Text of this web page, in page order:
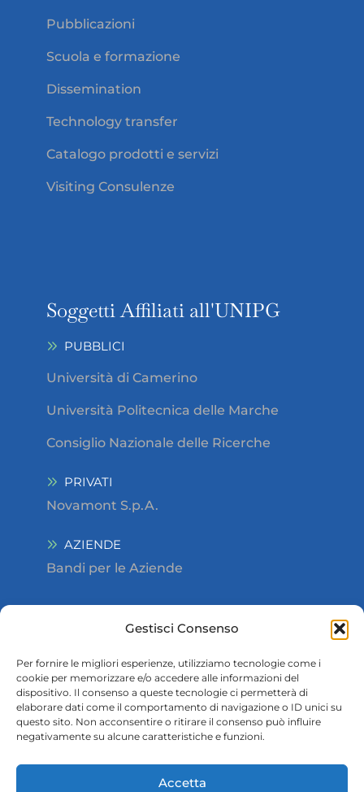
Gestisci Consenso
Per fornire le migliori esperienze, utilizziamo tecnologie come i
cookie per memorizzare e/o accedere alle informazioni del
dispositivo. Il consenso a queste tecnologie ci permetterà di
elaborare dati come il comportamento di navigazione o ID unici su
questo sito. Non acconsentire o ritirare il consenso può influire
negativamente su alcune caratteristiche e funzioni.
Accetta
Pubblicazioni
Scuola e formazione
Dissemination
Technology transfer
Catalogo prodotti e servizi
Visiting Consulenze
Soggetti Affiliati all'UNIPG
PUBBLICI
Università di Camerino
Università Politecnica delle Marche
Consiglio Nazionale delle Ricerche
PRIVATI
Novamont S.p.A.
AZIENDE
Bandi per le Aziende
Informazioni Generali
Area Download
Contatti